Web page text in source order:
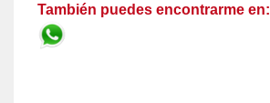
También puedes encontrarme en: